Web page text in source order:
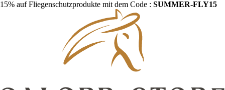
15% auf Fliegenschutzprodukte mit dem Code : SUMMER-FLY15